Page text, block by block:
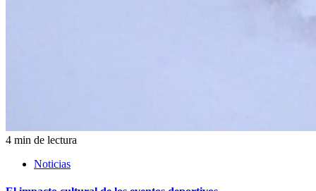
4 min de lectura
Noticias